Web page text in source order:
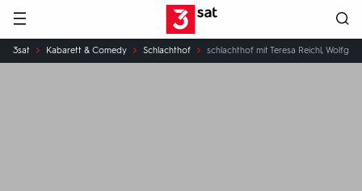
Hauptnavigation 3SAT
Sie
sind
3sat Kabarett & Comedy Schlachthof schlachthof mit Teresa Reichl,